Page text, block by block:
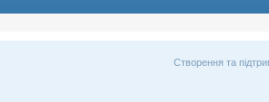
Створення та